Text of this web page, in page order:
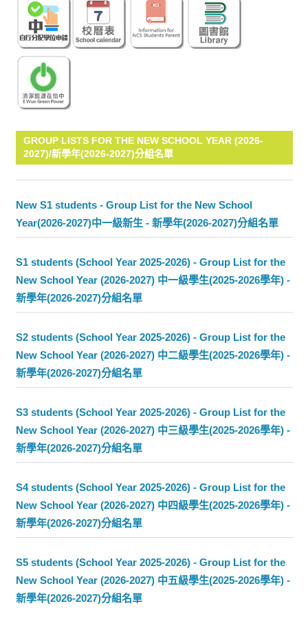
GROUP LISTS FOR THE NEW SCHOOL YEAR (2026-
2027)/新學年(2026-2027)分組名單
New S1 students - Group List for the New School
Year(2026-2027)中一級新生 - 新學年(2026-2027)分組名單
S1 students (School Year 2025-2026) - Group List for the
New School Year (2026-2027) 中一級學生(2025-2026學年) -
新學年(2026-2027)分組名單
S2 students (School Year 2025-2026) - Group List for the
New School Year (2026-2027) 中二級學生(2025-2026學年) -
新學年(2026-2027)分組名單
S3 students (School Year 2025-2026) - Group List for the
New School Year (2026-2027) 中三級學生(2025-2026學年) -
新學年(2026-2027)分組名單
S4 students (School Year 2025-2026) - Group List for the
New School Year (2026-2027) 中四級學生(2025-2026學年) -
新學年(2026-2027)分組名單
S5 students (School Year 2025-2026) - Group List for the
New School Year (2026-2027) 中五級學生(2025-2026學年) -
新學年(2026-2027)分組名單